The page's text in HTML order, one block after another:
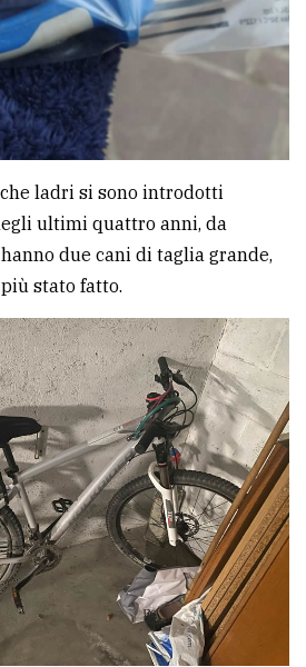
ladri si sono introdotti
ultimi quattro anni, da
due cani di taglia grande,
stato fatto.